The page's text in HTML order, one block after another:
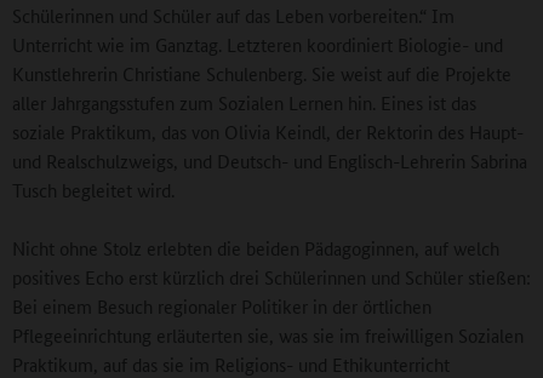
Schülerinnen und Schüler auf das Leben vorbereiten.“ Im
Unterricht wie im Ganztag. Letzteren koordiniert Biologie- und
Kunstlehrerin Christiane Schulenberg. Sie weist auf die Projekte
aller Jahrgangsstufen zum Sozialen Lernen hin. Eines ist das
soziale Praktikum, das von Olivia Keindl, der Rektorin des Haupt-
und Realschulzweigs, und Deutsch- und Englisch-Lehrerin Sabrina
Tusch begleitet wird.
Nicht ohne Stolz erlebten die beiden Pädagoginnen, auf welch
positives Echo erst kürzlich drei Schülerinnen und Schüler stießen:
Bei einem Besuch regionaler Politiker in der örtlichen
Pflegeeinrichtung erläuterten sie, was sie im freiwilligen Sozialen
Praktikum, auf das sie im Religions- und Ethikunterricht